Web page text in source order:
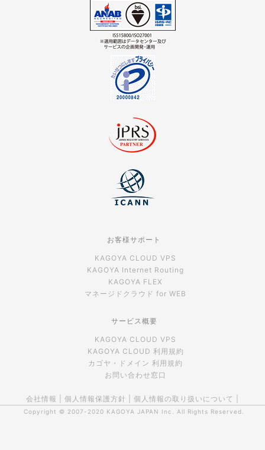
お客様サポート
KAGOYA CLOUD VPS
KAGOYA Internet Routing
KAGOYA FLEX
マネージドクラウド for WEB
サービス概要
KAGOYA CLOUD VPS
KAGOYA CLOUD 利用規約
カゴヤ・ドメイン 利用規約
お問い合わせ窓口
会社情報 個人情報保護方針 個人情報の取り扱いについて
Copyright © 2007-2020 KAGOYA JAPAN Inc. All Rights Reserved.